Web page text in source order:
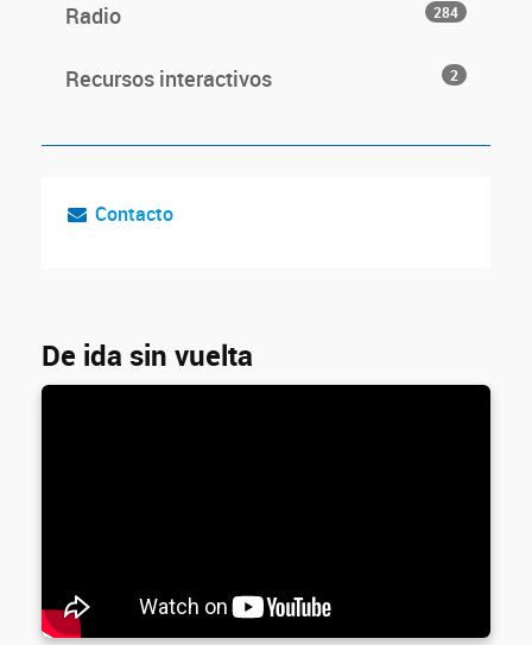
Radio 284
Recursos interactivos 2
Contacto
De ida sin vuelta